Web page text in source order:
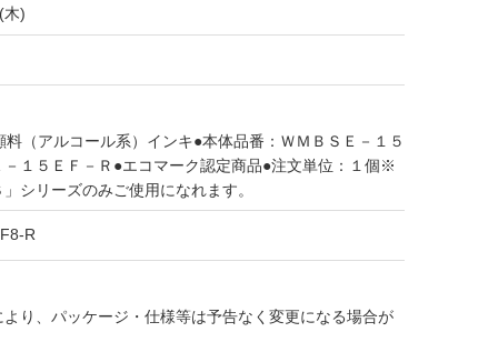
(木)
（アルコール系）インキ●本体品番：ＷＭＢＳＥ－１５
１５ＥＦ－Ｒ●エコマーク認定商品●注文単位：１個※
シリーズのみご使用になれます。
R
り、パッケージ・仕様等は予告なく変更になる場合が